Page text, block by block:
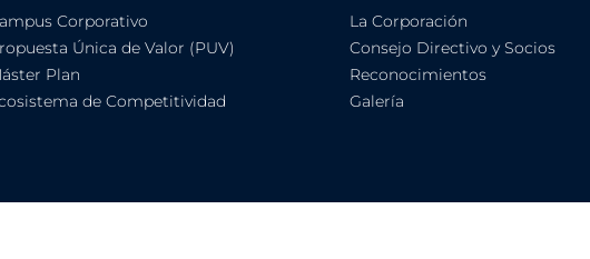
Corporativo
Única de Valor (PUV)
Plan
de Competitividad
La Corporación
Consejo Directivo y Socios
Reconocimientos
Galería